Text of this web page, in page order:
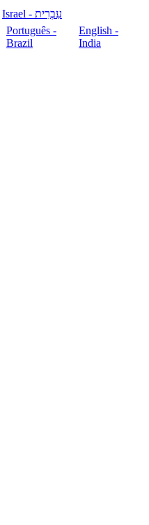
עִבְרִית - Israel
Português -
Brazil
English -
India